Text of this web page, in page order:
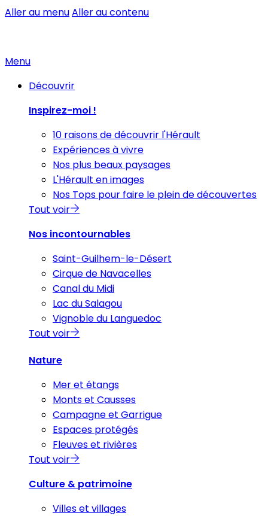
Aller au menuAller au contenu
Menu
Découvrir
Inspirez-moi !
10 raisons de découvrir l'Hérault
Expériences à vivre
Nos plus beaux paysages
L'Hérault en images
Nos Tops pour faire le plein de découvertes
Tout voir
Nos incontournables
Saint-Guilhem-le-Désert
Cirque de Navacelles
Canal du Midi
Lac du Salagou
Vignoble du Languedoc
Tout voir
Nature
Mer et étangs
Monts et Causses
Campagne et Garrigue
Espaces protégés
Fleuves et rivières
Tout voir
Culture & patrimoine
Villes et villages